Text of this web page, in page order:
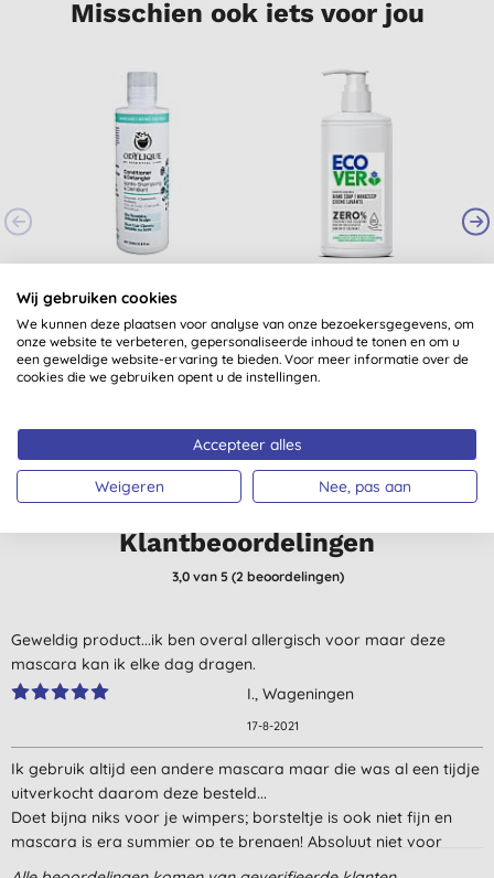
Misschien ook iets voor jou
- Soothing - Kokos &
Kamille 200ml
€ 18,99
KOPEN
(2)
€ 4,59 KOPEN
Klantbeoordelingen
3,0 van 5 (2 beoordelingen)
Geweldig product...ik ben overal allergisch voor maar deze
mascara kan ik elke dag dragen.
I., Wageningen
17-8-2021
Ik gebruik altijd een andere mascara maar die was al een tijdje
uitverkocht daarom deze besteld...
Doet bijna niks voor je wimpers; borsteltje is ook niet fijn en
mascara is erg summier op te brengen! Absoluut niet voor
herhaling vatbaar, ik ga meteen weer kijken of mijn inika
Wij gebruiken cookies
We kunnen deze plaatsen voor analyse van onze bezoekersgegevens, om
onze website te verbeteren, gepersonaliseerde inhoud te tonen en om u
een geweldige website-ervaring te bieden. Voor meer informatie over de
cookies die we gebruiken opent u de instellingen.
Accepteer alles
Weigeren Nee, pas aan